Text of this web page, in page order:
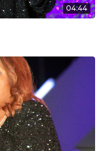
04:44